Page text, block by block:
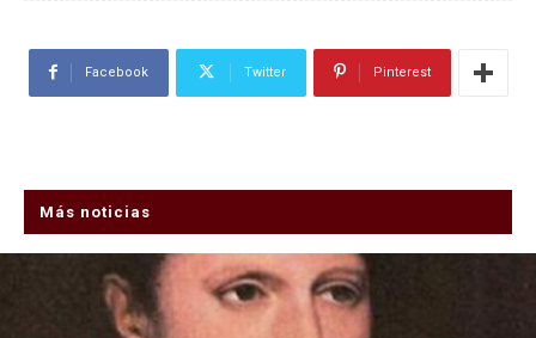
Facebook Twitter Pinterest
Más noticias